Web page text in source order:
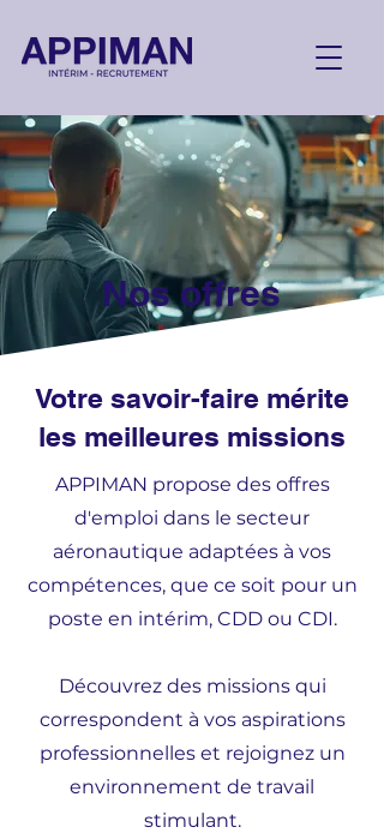
Nos offres
Votre savoir-faire mérite
les meilleures missions
APPIMAN propose des offres
d'emploi dans le secteur
aéronautique adaptées à vos
compétences, que ce soit pour un
poste en intérim, CDD ou CDI.
Découvrez des missions qui
correspondent à vos aspirations
professionnelles et rejoignez un
environnement de travail
stimulant.